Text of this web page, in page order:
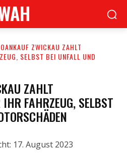
ZWICKAU ZAHLT
SELBST BEI UNFALL UND
ZAHLT
FAHRZEUG, SELBST
17. August 2023